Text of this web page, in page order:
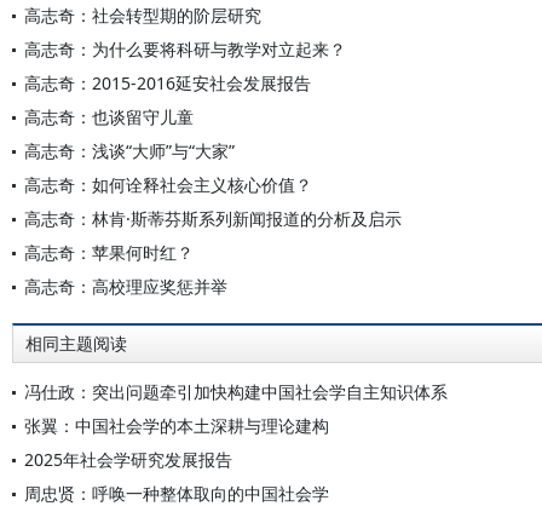
高志奇：社会转型期的阶层研究
高志奇：为什么要将科研与教学对立起来？
高志奇：2015-2016延安社会发展报告
高志奇：也谈留守儿童
高志奇：浅谈“大师”与“大家”
高志奇：如何诠释社会主义核心价值？
高志奇：林肯·斯蒂芬斯系列新闻报道的分析及启示
高志奇：苹果何时红？
高志奇：高校理应奖惩并举
相同主题阅读
冯仕政：突出问题牵引加快构建中国社会学自主知识体系
张翼：中国社会学的本土深耕与理论建构
2025年社会学研究发展报告
周忠贤：呼唤一种整体取向的中国社会学